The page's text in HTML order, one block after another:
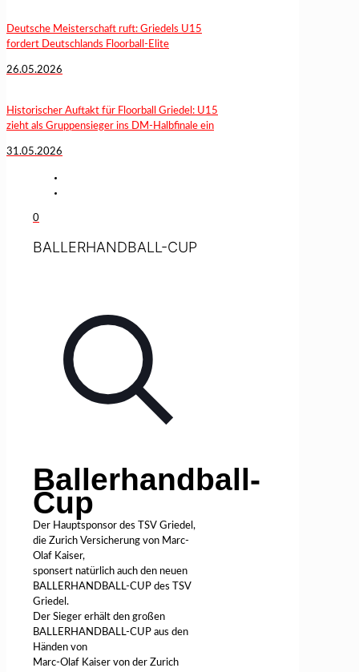
Deutsche Meisterschaft ruft: Griedels U15
fordert Deutschlands Floorball-Elite
26.05.2026
Historischer Auftakt für Floorball Griedel: U15
zieht als Gruppensieger ins DM-Halbfinale ein
31.05.2026
0
BALLERHANDBALL-CUP
Ballerhandball-
Cup
Der Hauptsponsor des TSV Griedel,
die Zurich Versicherung von Marc-
Olaf Kaiser,
sponsert natürlich auch den neuen
BALLERHANDBALL-CUP des TSV
Griedel.
Der Sieger erhält den großen
BALLERHANDBALL-CUP aus den
Händen von
Marc-Olaf Kaiser von der Zurich